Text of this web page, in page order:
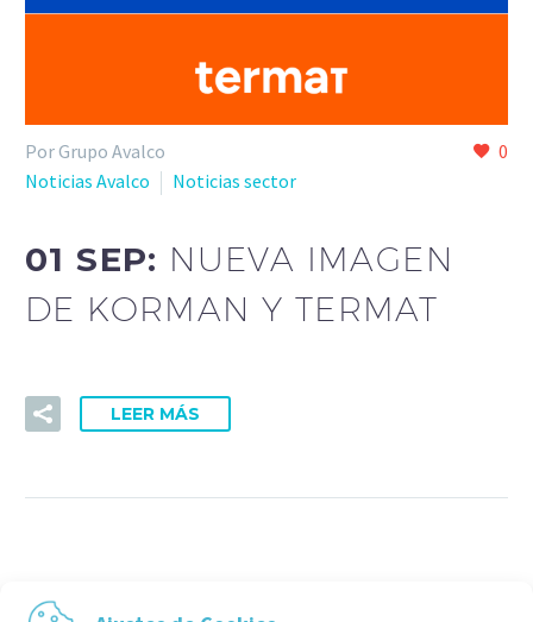
0
Por Grupo Avalco
Noticias Avalco
Noticias sector
01 SEP: NUEVA IMAGEN
DE KORMAN Y TERMAT
LEER MÁS